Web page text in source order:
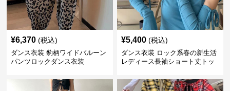
¥6,370 (税込)
ダンス衣装 豹柄ワイドバルーン
パンツロックダンス衣装
¥5,400 (税込)
ダンス衣装 ロック系春の新生活
レディース長袖ショート丈トッ